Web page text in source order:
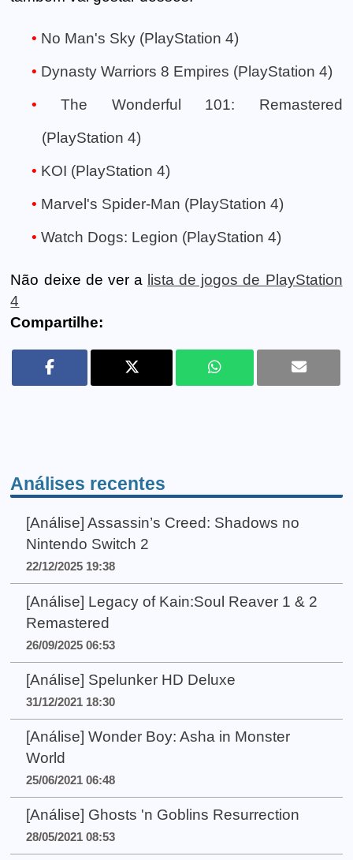
No Man's Sky (PlayStation 4)
Dynasty Warriors 8 Empires (PlayStation 4)
The Wonderful 101: Remastered
(PlayStation 4)
KOI (PlayStation 4)
Marvel's Spider-Man (PlayStation 4)
Watch Dogs: Legion (PlayStation 4)
Não deixe de ver a lista de jogos de PlayStation
4
Compartilhe:
Análises recentes
[Análise] Assassin’s Creed: Shadows no
Nintendo Switch 2
22/12/2025 19:38
[Análise] Legacy of Kain:Soul Reaver 1 & 2
Remastered
26/09/2025 06:53
[Análise] Spelunker HD Deluxe
31/12/2021 18:30
[Análise] Wonder Boy: Asha in Monster
World
25/06/2021 06:48
[Análise] Ghosts 'n Goblins Resurrection
28/05/2021 08:53